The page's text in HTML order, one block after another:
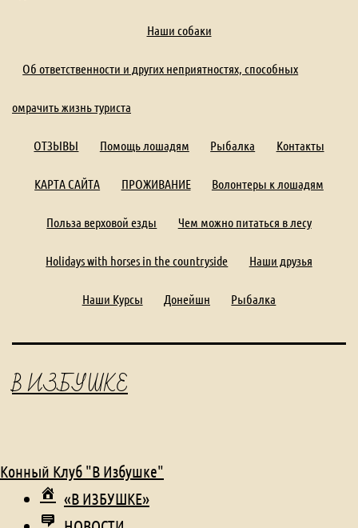
Наши собаки
Об ответственности и других неприятностях, способных
омрачить жизнь туриста
ОТЗЫВЫ Помощь лошадям Рыбалка Контакты
КАРТА САЙТА ПРОЖИВАНИЕ Волонтеры к лошадям
Польза верховой езды Чем можно питаться в лесу
Holidays with horses in the countryside Наши друзья
Наши Курсы Донейшн Рыбалка
В ИЗБУШКЕ
Конный Клуб "В Избушке"
«В ИЗБУШКЕ»